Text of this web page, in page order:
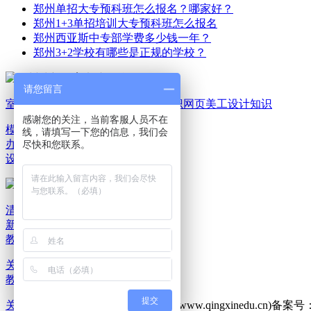
郑州单招大专预科班怎么报名？哪家好？
郑州1+3单招培训大专预科班怎么报名
郑州西亚斯中专部学费多少钱一年？
郑州3+2学校有哪些是正规的学校？
室内家装设计知识平面广告设计知识网页美工设计知识
模具机械设计知识电脑
办公文秘知识游戏动漫
设计知识
清新教育新闻资讯
新教育报班选课
教育就业服务
关于清新教育 联系清新教育
教育乘车路线
关于我们 版权所有：郑州清新教育(www.qingxinedu.cn)备案号：
请您留言
感谢您的关注，当前客服人员不在
线，请填写一下您的信息，我们会
尽快和您联系。
提交